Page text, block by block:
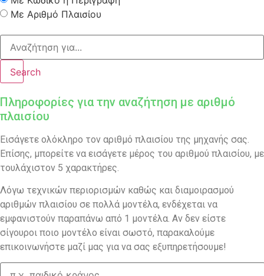
Με Αριθμό Πλαισίου
Search
Πληροφορίες για την αναζήτηση με αριθμό
πλαισίου
Εισάγετε ολόκληρο τον αριθμό πλαισίου της μηχανής σας.
Επίσης, μπορείτε να εισάγετε μέρος του αριθμού πλαισίου, με
τουλάχιστον 5 χαρακτήρες.
Λόγω τεχνικών περιορισμών καθώς και διαμοιρασμού
αριθμών πλαισίου σε πολλά μοντέλα, ενδέχεται να
εμφανιστούν παραπάνω από 1 μοντέλα. Αν δεν είστε
σίγουροι ποιο μοντέλο είναι σωστό, παρακαλούμε
επικοινωνήστε μαζί μας για να σας εξυπηρετήσουμε!